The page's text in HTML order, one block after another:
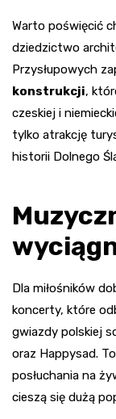
Warto poświęcić
dziedzictwo
Przysłupowych
konstrukcji,
czeskiej i
tylko atrakcję
historii Dolnego
Dla miłośników
koncerty, które
gwiazdy polskiej
oraz Happysad. To
posłuchania na
cieszą się dużą